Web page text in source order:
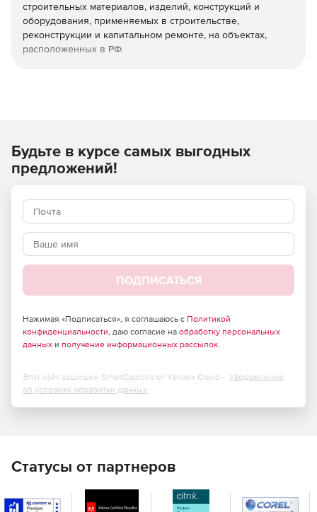
строительных материалов, изделий, конструкций и
оборудования, применяемых в строительстве,
реконструкции и капитальном ремонте, на объектах,
расположенных в РФ.
объектов, расположенных в Российской Федерации.
Будьте в курсе самых выгодных
предложений!
ПОДПИСАТЬСЯ
Нажимая «Подписаться», я соглашаюсь с Политикой
конфиденциальности, даю согласие на обработку персональных
данных и получение информационных рассылок.
Этот сайт защищен SmartCaptcha от Yandex Cloud - Уведомление
об условиях обработки данных
Статусы от партнеров